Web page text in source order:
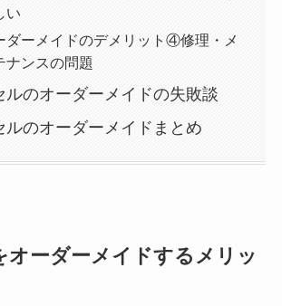
い
ダーメイドのデメリット④修理・メ
ナンスの問題
ルのオーダーメイドの失敗談
ルのオーダーメイドまとめ
オーダーメイドするメリッ